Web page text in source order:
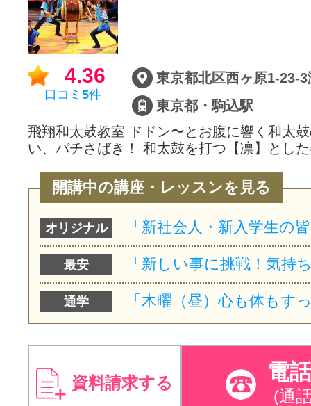
4.36
口コミ 5件
東京都北区西ヶ原1-23-
東京都・駒込駅
飛翔和太鼓教室 ドドン〜とお腹に響く和太
い、バチさばき！ 和太鼓を打つ【凛】とし
開講中の講座・レッスンを見る
オリジナル
最安
通学
資料請求する 電
(通